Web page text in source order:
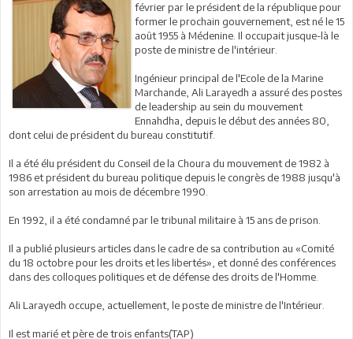
février par le président de la république pour
former le prochain gouvernement, est né le 15
août 1955 à Médenine. Il occupait jusque-là le
poste de ministre de l'intérieur.
Ingénieur principal de l'Ecole de la Marine
Marchande, Ali Larayedh a assuré des postes
de leadership au sein du mouvement
Ennahdha, depuis le début des années 80,
dont celui de président du bureau constitutif.
Il a été élu président du Conseil de la Choura du mouvement de 1982 à
1986 et président du bureau politique depuis le congrès de 1988 jusqu'à
son arrestation au mois de décembre 1990.
En 1992, il a été condamné par le tribunal militaire à 15 ans de prison.
Il a publié plusieurs articles dans le cadre de sa contribution au «Comité
du 18 octobre pour les droits et les libertés», et donné des conférences
dans des colloques politiques et de défense des droits de l'Homme.
Ali Larayedh occupe, actuellement, le poste de ministre de l'Intérieur.
Il est marié et père de trois enfants(TAP)